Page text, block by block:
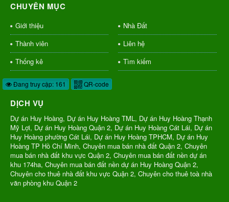
CHUYÊN MỤC
Giới thiệu
Nhà Đất
Thành viên
Liên hệ
Thống kê
Tìm kiếm
Đang truy cập: 161 QR-code
DỊCH VỤ
Dự án Huy Hoàng, Dự án Huy Hoàng TML, Dự án Huy Hoàng Thạnh
Mỹ Lợi, Dự án Huy Hoàng Quận 2, Dự án Huy Hoàng Cát Lái, Dự án
Huy Hoàng phường Cát Lái, Dự án Huy Hoàng TPHCM, Dự án Huy
Hoàng TP Hồ Chí Minh, Chuyên mua bán nhà đất Quận 2, Chuyên
mua bán nhà đất khu vực Quận 2, Chuyên mua bán đất nền dự án
khu 174ha, Chuyên mua bán đất nền dự án Huy Hoàng Quận 2,
Chuyên cho thuê nhà đất khu vực Quận 2, Chuyên cho thuê toà nhà
văn phòng khu Quận 2